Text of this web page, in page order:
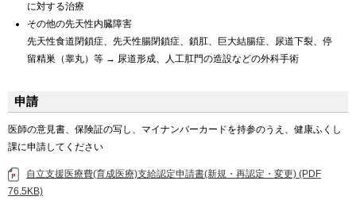
に対する治療
その他の先天性内臓障害
先天性食道閉鎖症、先天性腸閉鎖症、鎖肛、巨大結腸症、尿道下裂、停
留精巣（睾丸）等 → 尿道形成、人工肛門の造設などの外科手術
申請
医師の意見書、保険証の写し、マイナンバーカードを持参のうえ、健康ふくし
課に申請してください
自立支援医療費(育成医療)支給認定申請書(新規・再認定・変更) (PDF
76.5KB)